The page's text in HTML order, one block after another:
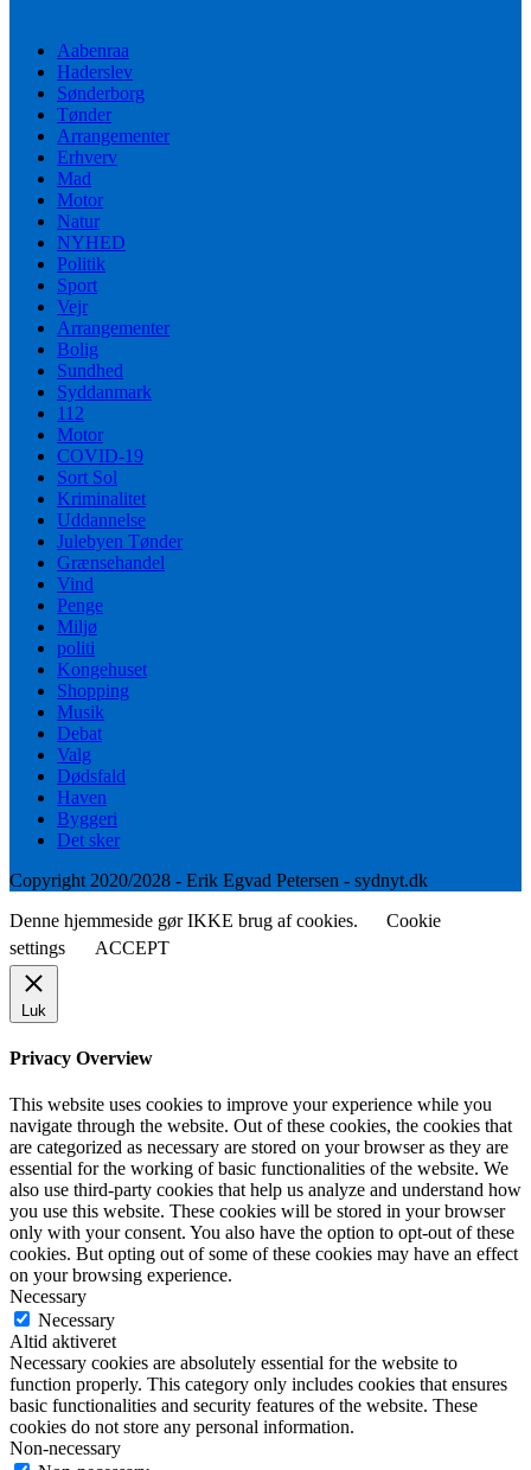
Aabenraa
Haderslev
Sønderborg
Tønder
Arrangementer
Erhverv
Mad
Motor
Natur
NYHED
Politik
Sport
Vejr
Arrangementer
Bolig
Sundhed
Syddanmark
112
Motor
COVID-19
Sort Sol
Kriminalitet
Uddannelse
Julebyen Tønder
Grænsehandel
Vind
Penge
Miljø
politi
Kongehuset
Shopping
Musik
Debat
Valg
Dødsfald
Haven
Byggeri
Det sker
Copyright 2020/2028 - Erik Egvad Petersen - sydnyt.dk
Denne hjemmeside gør IKKE brug af cookies.
Cookie
settings
ACCEPT
Luk
Privacy Overview
This website uses cookies to improve your experience while you
navigate through the website. Out of these cookies, the cookies that
are categorized as necessary are stored on your browser as they are
essential for the working of basic functionalities of the website. We
also use third-party cookies that help us analyze and understand how
you use this website. These cookies will be stored in your browser
only with your consent. You also have the option to opt-out of these
cookies. But opting out of some of these cookies may have an effect
on your browsing experience.
Necessary
Necessary
Altid aktiveret
Necessary cookies are absolutely essential for the website to
function properly. This category only includes cookies that ensures
basic functionalities and security features of the website. These
cookies do not store any personal information.
Non-necessary